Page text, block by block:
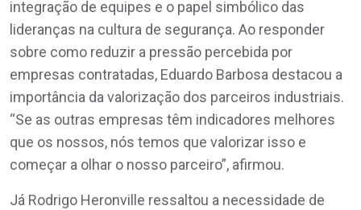
integração de equipes e o papel simbólico das
lideranças na cultura de segurança. Ao responder
sobre como reduzir a pressão percebida por
empresas contratadas, Eduardo Barbosa destacou a
importância da valorização dos parceiros industriais.
“Se as outras empresas têm indicadores melhores
que os nossos, nós temos que valorizar isso e
começar a olhar o nosso parceiro”, afirmou.
Já Rodrigo Heronville ressaltou a necessidade de